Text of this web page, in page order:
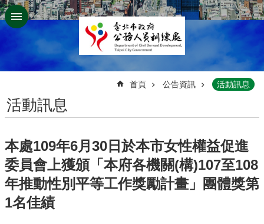
跳到主要內容區塊
首頁 公告資訊 活動訊息
活動訊息
​​本處109年6月30日於本市女性權益促進
委員會上獲頒「本府各機關(構)107至108
年推動性別平等工作獎勵計畫」團體獎第
1名佳績